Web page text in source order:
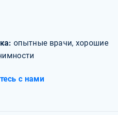
опытные врачи, хорошие
с нами